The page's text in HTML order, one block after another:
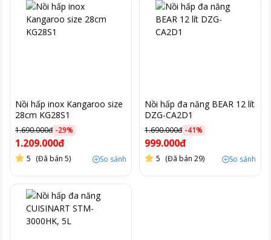
Nồi hấp inox Kangaroo size
28cm KG28S1
1.690.000đ -29%
1.209.000đ
5 (Đã bán 5) So sánh
Nồi hấp đa năng BEAR 12 lít
DZG-CA2D1
1.690.000đ -41%
999.000đ
5 (Đã bán 29) So sánh